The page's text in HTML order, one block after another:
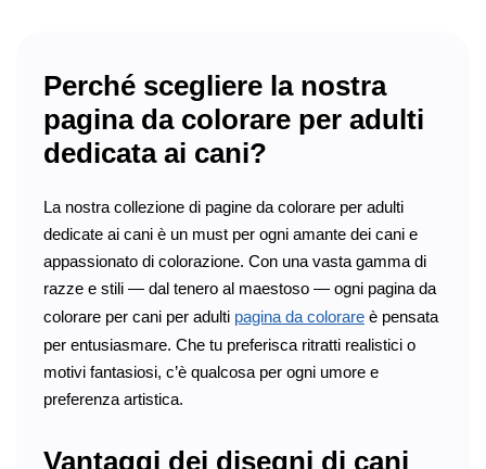
Perché scegliere la nostra
pagina da colorare per adulti
dedicata ai cani?
La nostra collezione di pagine da colorare per adulti
dedicate ai cani è un must per ogni amante dei cani e
appassionato di colorazione. Con una vasta gamma di
razze e stili — dal tenero al maestoso — ogni pagina da
colorare per cani per adulti pagina da colorare è pensata
per entusiasmare. Che tu preferisca ritratti realistici o
motivi fantasiosi, c’è qualcosa per ogni umore e
preferenza artistica.
Vantaggi dei disegni di cani